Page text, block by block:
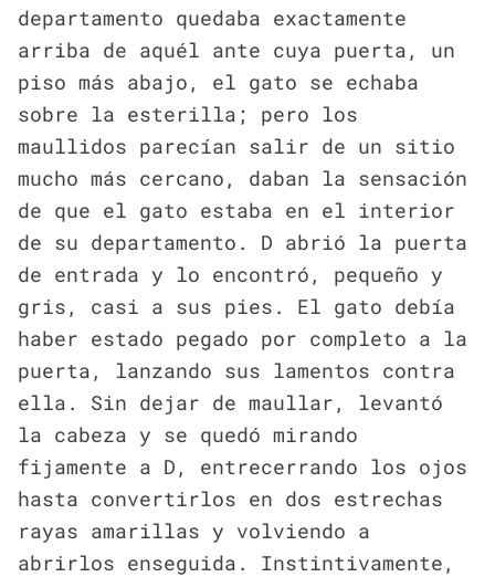
departamento quedaba exactamente
arriba de aquél ante cuya puerta, un
piso más abajo, el gato se echaba
sobre la esterilla; pero los
maullidos parecían salir de un sitio
mucho más cercano, daban la sensación
de que el gato estaba en el interior
de su departamento. D abrió la puerta
de entrada y lo encontró, pequeño y
gris, casi a sus pies. El gato debía
haber estado pegado por completo a la
puerta, lanzando sus lamentos contra
ella. Sin dejar de maullar, levantó
la cabeza y se quedó mirando
fijamente a D, entrecerrando los ojos
hasta convertirlos en dos estrechas
rayas amarillas y volviendo a
abrirlos enseguida. Instintivamente,